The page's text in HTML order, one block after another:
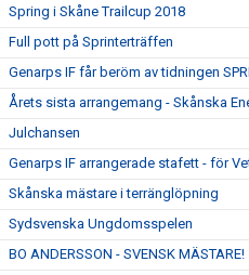
Spring i Skåne Trailcup 2018
Full pott på Sprinterträffen
Genarps IF får beröm av tidningen
Årets sista arrangemang - Skånska
Julchansen
Genarps IF arrangerade stafett - för
Skånska mästare i terränglöpning
Sydsvenska Ungdomsspelen
BO ANDERSSON - SVENSK MÄSTARE!